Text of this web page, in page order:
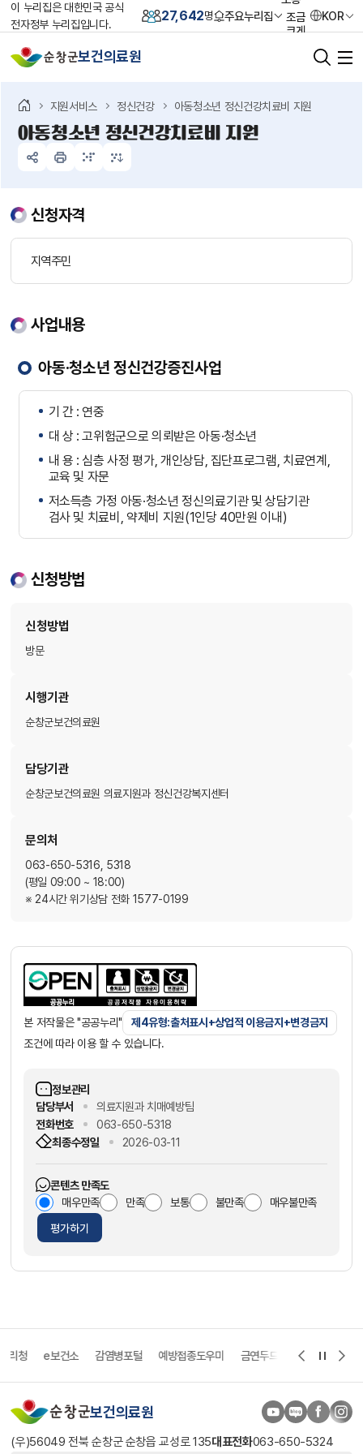
이 누리집은 대한민국 공식
전자정부 누리집입니다.
27,642명 주요누리집
조금
크게
KOR
보건의료원
지원서비스 정신건강 아동청소년 정신건강치료비 지원
아동청소년 정신건강치료비 지원
신청자격
지역주민
사업내용
아동·청소년 정신건강증진사업
기 간 : 연중
대 상 : 고위험군으로 의뢰받은 아동·청소년
내 용 : 심층 사정 평가, 개인상담, 집단프로그램, 치료연계,
교육 및 자문
저소득층 가정 아동·청소년 정신의료기관 및 상담기관
검사 및 치료비, 약제비 지원(1인당 40만원 이내)
신청방법
신청방법
방문
시행기관
순창군보건의료원
담당기관
순창군보건의료원 의료지원과 정신건강복지센터
문의처
063-650-5316, 5318
(평일 09:00 ~ 18:00)
※ 24시간 위기상담 전화 1577-0199
본 저작물은 "공공누리"
제4유형:출처표시+상업적 이용금지+변경금지
조건에 따라 이용 할 수 있습니다.
정보관리
담당부서
의료지원과 치매예방팀
전화번호
063-650-5318
최종수정일
2026-03-11
콘텐츠 만족도
매우만족
만족 보통 불만족 매우불만족
평가하기
e보건소 감염병포털 예방접종도우미 금연두드림 희귀질환 헬프라
보건의료원
(우)56049 전북 순창군 순창읍 교성로 135대표전화063-650-5324